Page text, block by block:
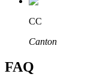
Doorverwijzing
CC
Canton
FAQ